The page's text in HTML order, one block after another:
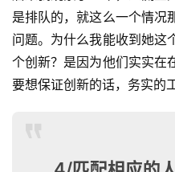
杆
洞
察
是排队的，就这么一个情况
问题。为什么我能收到她这
个创新？是因为他们实实在
要想保证创新的话，务实的